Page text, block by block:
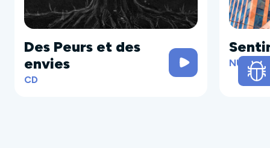
Des Peurs et des
envies
CD